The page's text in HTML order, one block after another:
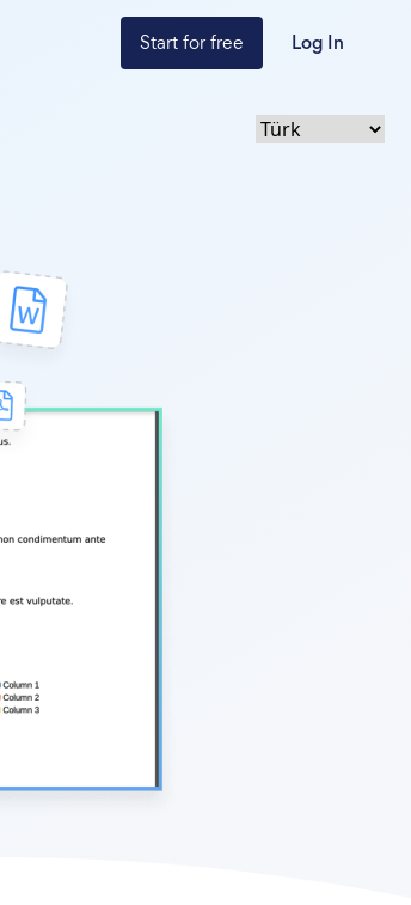
Start for free Log In